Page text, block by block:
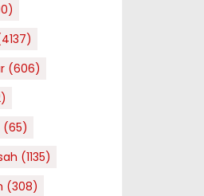
(606)
(65)
(1135)
(308)